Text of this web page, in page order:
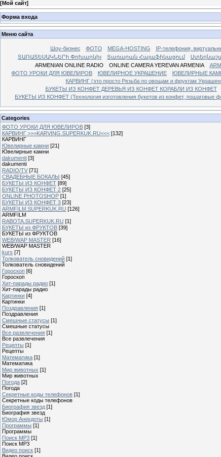
[Мой сайт]
Форма входа
Меню сайта
Шоу-бизнес ФОТО MEGA-HOSTING
IP-телефония,
ՏԱՌԱՏԵՍԱԿՆԵՐի Փոխարկիչ
Տառարան Հայաֆիկացում
ARMENIAN ONLINE RADIO
ONLINE CAMERA YEREVAN ARMENIA
ФОТО УРОКИ ДЛЯ ЮВЕЛИРОВ
ЮВЕЛИРНОЕ УКРАШЕНИЕ
ЮВЕЛИРНЫЕ
КАРВИНГ (это просто Резьба по овощам и фруктам
БУКЕТЫ ИЗ КОНФЕТ ДЕРЕВЬЯ ИЗ КОНФЕТ КОРАБЛИ ИЗ КОНФЕТ
БУКЕТЫ ИЗ КОНФЕТ (Технология изготовления букетов из конфет, пошаговые
Categories
ФОТО УРОКИ ДЛЯ ЮВЕЛИРОВ [3]
КАРВИНГ >>>KARVING.SUPERKUK.RU<<< [132]
КАРВИНГ
Ювелирные камни [21]
Ювелирные камни
dakumenti [3]
dakumenti
RADIO/TV [71]
СВАДЕБНЫЕ БОКАЛЫ [45]
БУКЕТЫ ИЗ КОНФЕТ [89]
БУКЕТЫ ИЗ КОНФЕТ 2 [25]
ONLINE PHOTOSHOP [1]
БУКЕТЫ ИЗ КОНФЕТ 3 [23]
ARMFILM.SUPERKUK.RU [126]
ARMFILM
RABOTA.SUPERKUK.RU [1]
БУКЕТЫ из ФРУКТОВ [39]
БУКЕТЫ из ФРУКТОВ
WEB/WAP MASTER [16]
WEB/WAP MASTER
kurs [7]
Толкователь сновидений [1]
Толкователь сновидений
Гороскоп [6]
Гороскоп
Хит-парады радио [1]
Хит-парады радио
Картинки [4]
Картинки
Поздравления [1]
Поздравления
Смешные статусы [1]
Смешные статусы
Все развлечения [1]
Все развлечения
Рецепты [1]
Рецепты
Математика [1]
Математика
Мир животных [1]
Мир животных
Погода [2]
Погода
Секретные коды телефонов [1]
Секретные коды телефонов
Биография звезд [1]
Биография звезд
Юмор Анекдоты [1]
Программы [1]
Программы
Поиск MP3 [1]
Поиск MP3
Видео поиск [1]